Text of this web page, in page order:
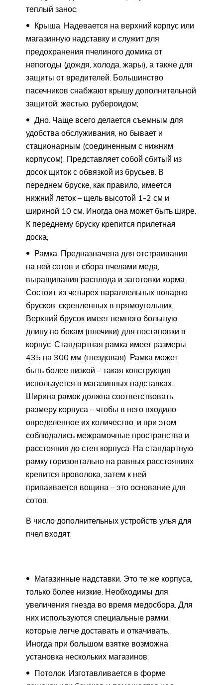
теплый занос;
Крыша. Надевается на верхний корпус или
магазинную надставку и служит для
предохранения пчелиного домика от
непогоды (дождя, холода, жары), а также для
защиты от вредителей. Большинство
пасечников снабжают крышу дополнительной
защитой: жестью, рубероидом;
Дно. Чаще всего делается съемным для
удобства обслуживания, но бывает и
стационарным (соединенным с нижним
корпусом). Представляет собой сбитый из
досок щиток с обвязкой из брусьев. В
переднем бруске, как правило, имеется
нижний леток – щель высотой 1-2 см и
шириной 10 см. Иногда она может быть шире.
К переднему бруску крепится прилетная
доска;
Рамка. Предназначена для отстраивания
на ней сотов и сбора пчелами меда,
выращивания расплода и заготовки корма.
Состоит из четырех параллельных попарно
брусков, скрепленных в прямоугольник.
Верхний брусок имеет немного большую
длину по бокам (плечики) для постановки в
корпус. Стандартная рамка имеет размеры
435 на 300 мм (гнездовая). Рамка может
быть более низкой – такая конструкция
используется в магазинных надставках.
Ширина рамок должна соответствовать
размеру корпуса – чтобы в него входило
определенное их количество, и при этом
соблюдались межрамочные пространства и
расстояния до стен корпуса. На стандартную
рамку горизонтально на равных расстояниях
крепится проволока, затем к ней
припаивается вощина – это основание для
сотов.
В число дополнительных устройств улья для
пчел входят:
Магазинные надставки. Это те же корпуса,
только более низкие. Необходимы для
увеличения гнезда во время медосбора. Для
них используются специальные рамки,
которые легче доставать и откачивать.
Иногда при большом взятке возможна
установка нескольких магазинов;
Потолок. Изготавливается в форме